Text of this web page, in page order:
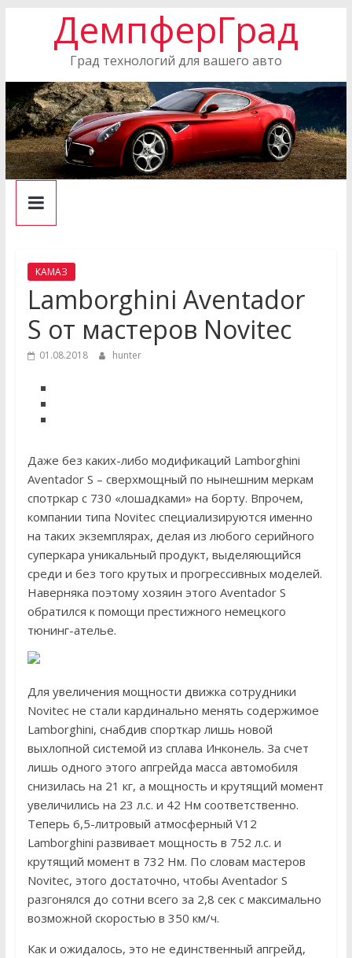
ДемпферГрад
Град технологий для вашего авто
КАМАЗ
Lamborghini Aventador
S от мастеров Novitec
01.08.2018 hunter
Даже без каких-либо модификаций Lamborghini
Aventador S – сверхмощный по нынешним меркам
спотркар с 730 «лошадками» на борту. Впрочем,
компании типа Novitec специализируются именно
на таких экземплярах, делая из любого серийного
суперкара уникальный продукт, выделяющийся
среди и без того крутых и прогрессивных моделей.
Наверняка поэтому хозяин этого Aventador S
обратился к помощи престижного немецкого
тюнинг-ателье.
Для увеличения мощности движка сотрудники
Novitec не стали кардинально менять содержимое
Lamborghini, снабдив спорткар лишь новой
выхлопной системой из сплава Инконель. За счет
лишь одного этого апгрейда масса автомобиля
снизилась на 21 кг, а мощность и крутящий момент
увеличились на 23 л.с. и 42 Нм соответственно.
Теперь 6,5-литровый атмосферный V12
Lamborghini развивает мощность в 752 л.с. и
крутящий момент в 732 Нм. По словам мастеров
Novitec, этого достаточно, чтобы Aventador S
разгонялся до сотни всего за 2,8 сек с максимально
возможной скоростью в 350 км/ч.
Как и ожидалось, это не единственный апгрейд,